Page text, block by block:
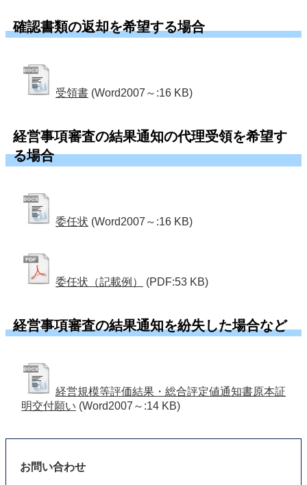
確認書類の返却を希望する場合
受領書 (Word2007～:16 KB)
経営事項審査の結果通知の代理受領を希望す
る場合
委任状 (Word2007～:16 KB)
委任状（記載例） (PDF:53 KB)
経営事項審査の結果通知を紛失した場合など
経営規模等評価結果・総合評定値通知書原本証
明交付願い (Word2007～:14 KB)
お問い合わせ